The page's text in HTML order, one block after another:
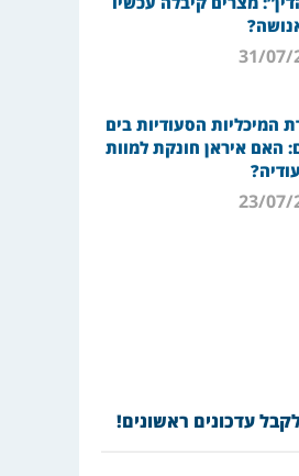
המיכליות הסעודיות בים
האם איראן חונקת למוות
עדכונים ראשונים!